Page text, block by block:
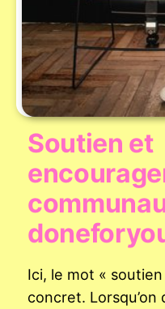
Soutien et
Ici, le mot «
concret.